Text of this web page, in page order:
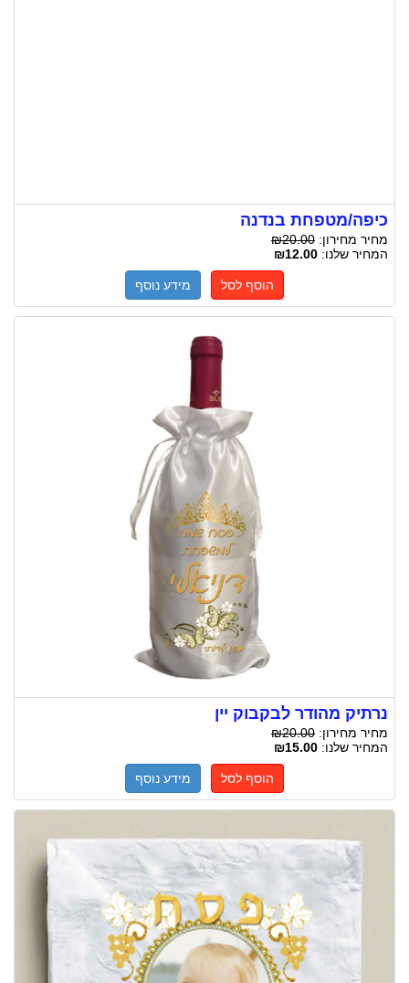
כיפה/מטפחת בנדנה
מחיר מחירון: ₪20.00
המחיר שלנו: ₪12.00
הוסף לסל מידע נוסף
נרתיק מהודר לבקבוק יין
מחיר מחירון: ₪20.00
המחיר שלנו: ₪15.00
הוסף לסל מידע נוסף